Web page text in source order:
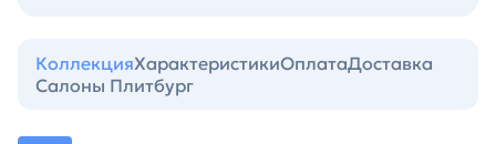
КоллекцияХарактеристикиОплатаДоставка
Салоны Плитбург